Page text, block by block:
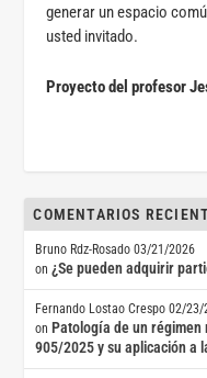
generar un espacio
usted invitado.
Proyecto del profesor
COMENTARIOS
Bruno Rdz-Rosado 03/21/2026
on¿Se pueden adquirir
Fernando Lostao Crespo 02/23/
on Patología de un
905/2025 y su aplicación a